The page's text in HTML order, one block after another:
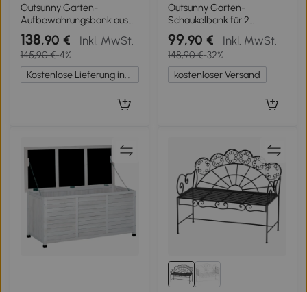
Outsunny Garten-
Aufbewahrungsbank aus
geflochtenem Harz Coffre
Extérieur 125L mit stabilem
Stahlrahmen
123x70x82cm Khaki
138,90 € Inkl. MwSt.
145,90 €-4%
Kostenlose Lieferung innerhalb Deutschlands
Outsunny Garten-
Schaukelbank für 2
Personen aus Metall und
Netzstoff, 120x70x85 cm,
Hellbraun
99,90 € Inkl. MwSt.
148,90 €-32%
kostenloser Versand